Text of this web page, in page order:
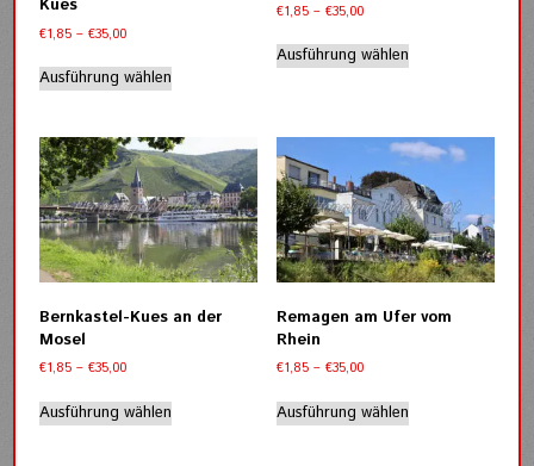
Kues
€1,85 –€35,00Preisspanne:
bis
€35,00
Ausführung wählen
Dieses
Produkt
mehrere
Varianten
auf.
Die
Optionen
können
auf
Produktseite
€1,85 – €35,00Preisspanne:
bis
€35,00
Ausführung wählen
Dieses
Produkt
Varianten
auf.
Die
Optionen
können
auf
der
gewählt
Bernkastel-Kues an der
Mosel
€1,85 –€35,00Preisspanne:
bis
€35,00
Ausführung wählen
Remagen am Ufer vom
Rhein
€1,85 – €35,00Preisspanne:
bis
€35,00
Ausführung wählenProdukt